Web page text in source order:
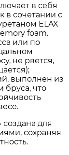
в себя
сочетании с
ELAX
foam.
или по
не рвется,
выполнен из
бруса, что
для
сохраняя